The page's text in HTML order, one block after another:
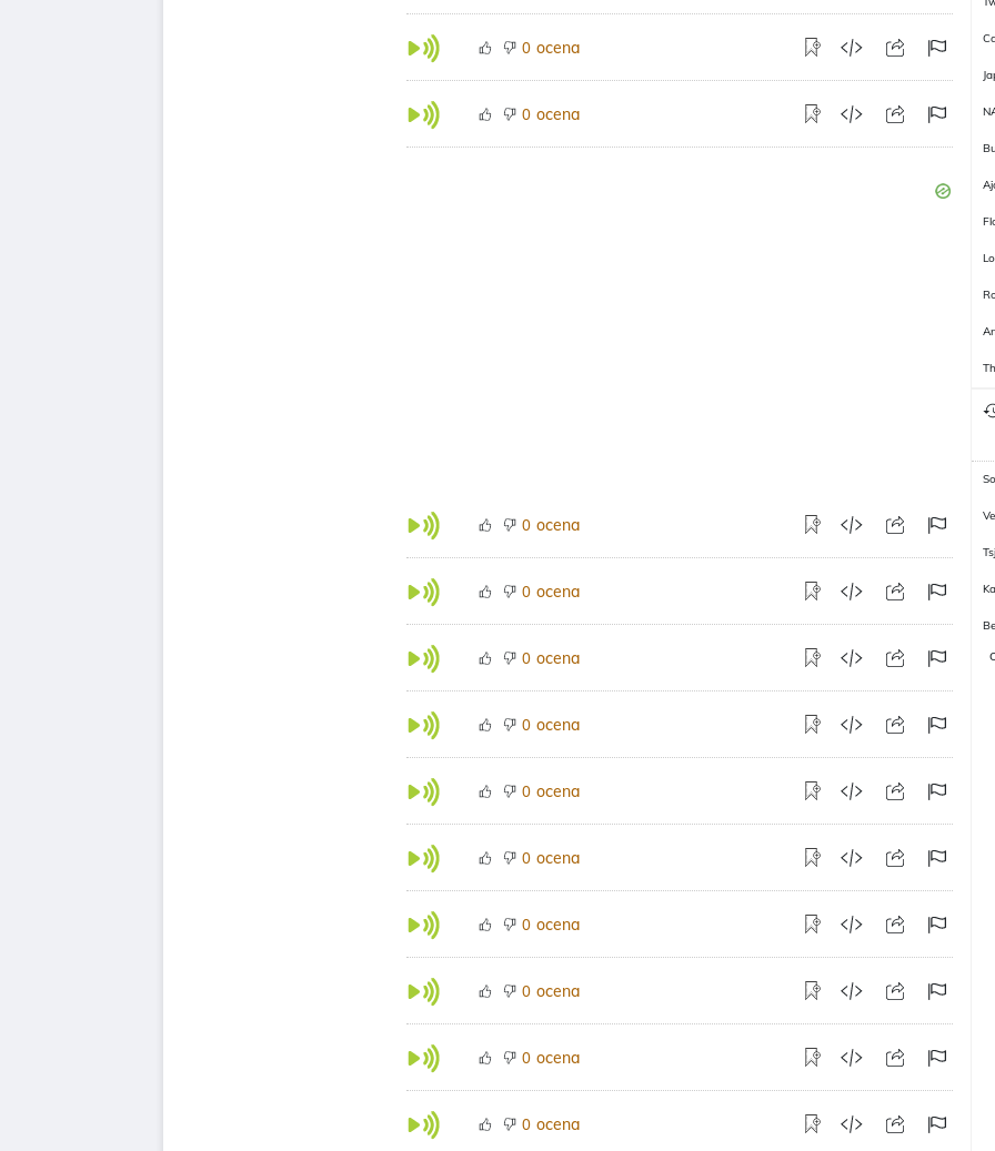
0 ocena
0 ocena
0 ocena
0 ocena
0 ocena
0 ocena
0 ocena
0 ocena
0 ocena
0 ocena
0 ocena
0 ocena